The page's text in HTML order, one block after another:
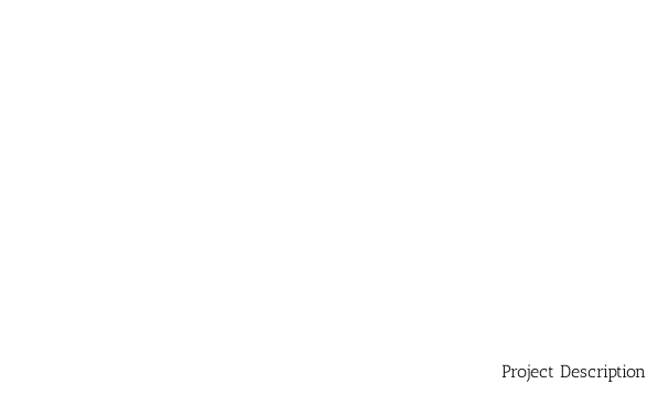
Project Description